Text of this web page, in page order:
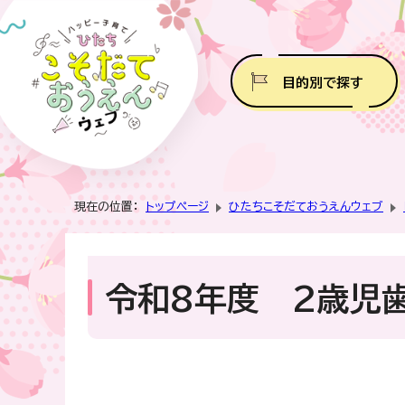
目的別で探す
現在の位置： トップページ ひたちこそだておうえんウェブ
令和8年度 2歳児